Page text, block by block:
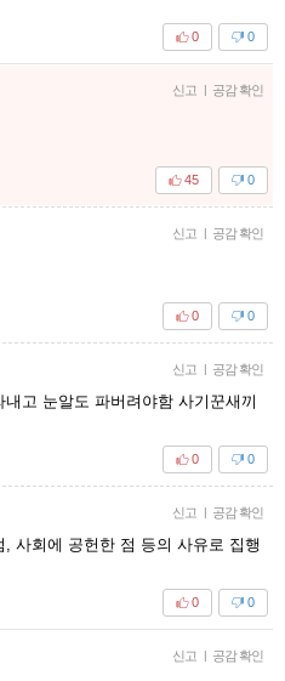
0
0
신고 | 공감 확인
0
45
신고 | 공감 확인
0
0
신고 | 공감 확인
고 눈알도 파버려야함 사기꾼새끼
0
0
신고 | 공감 확인
사회에 공헌한 점 등의 사유로 집행
0
0
신고 | 공감 확인